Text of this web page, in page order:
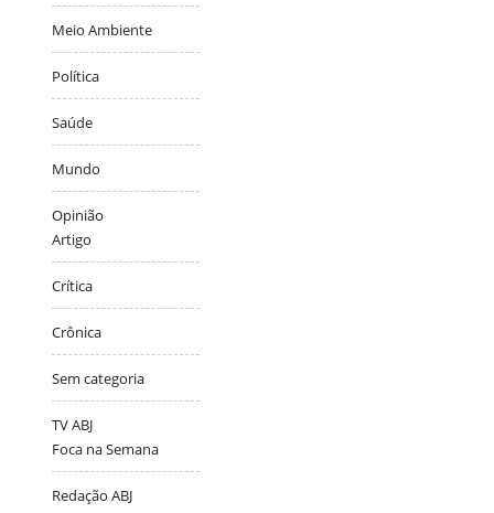
Meio Ambiente
Política
Saúde
Mundo
Opinião
Artigo
Crítica
Crônica
Sem categoria
TV ABJ
Foca na Semana
Redação ABJ